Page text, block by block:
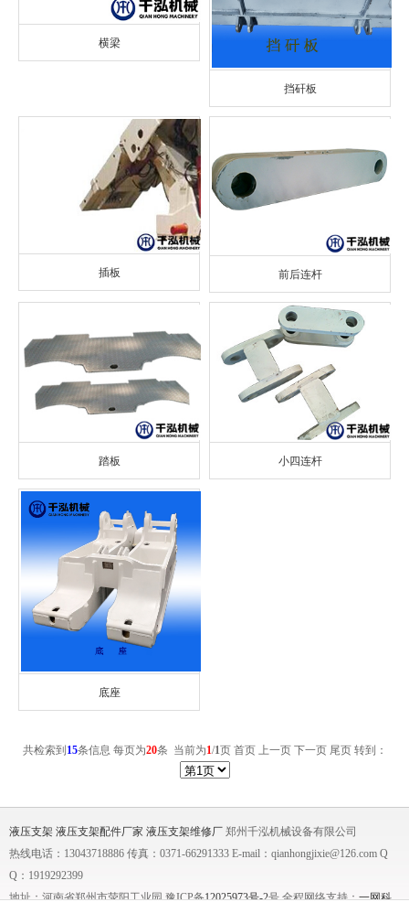
横梁
挡矸板
插板 前后连杆
踏板 小四连杆
底座
共检索到 15条信息 每页为20条 当前为1/1页 首页 上一页 下一页 尾页转到：
液压支架 液压支架配件厂家 液压支架维修厂 郑州千泓机械设备有限公司
热线电话：13043718886 传真：0371-66291333 E-mail：qianhongjixie@126.com Q
Q：1919292399
地址：河南省郑州市荥阳工业园 豫ICP备12025973号-2号 全程网络支持：一网科